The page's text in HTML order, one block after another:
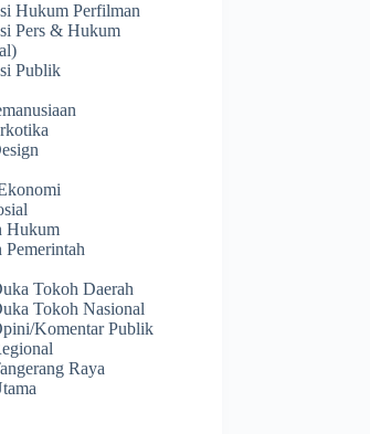
Hukum Perfilman
Pers & Hukum
Publik
Hukum
Pemerintah
Tokoh Daerah
Tokoh Nasional
Komentar Publik
Raya